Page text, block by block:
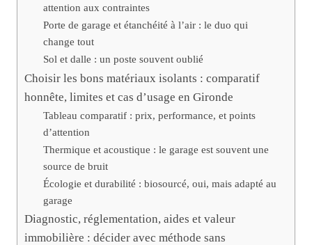
attention aux contraintes
Porte de garage et étanchéité à l’air : le duo qui
change tout
Sol et dalle : un poste souvent oublié
Choisir les bons matériaux isolants : comparatif
honnête, limites et cas d’usage en Gironde
Tableau comparatif : prix, performance, et points
d’attention
Thermique et acoustique : le garage est souvent une
source de bruit
Écologie et durabilité : biosourcé, oui, mais adapté au
garage
Diagnostic, réglementation, aides et valeur
immobilière : décider avec méthode sans